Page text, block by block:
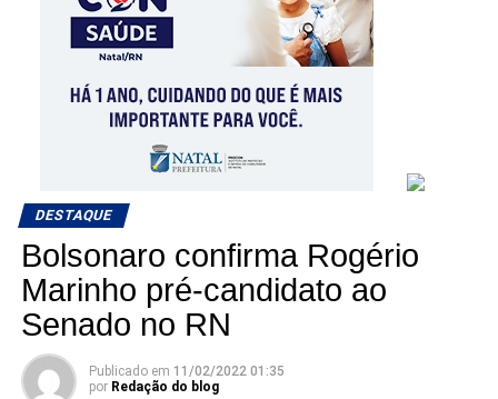
DESTAQUE
Bolsonaro confirma Rogério
Marinho pré-candidato ao
Senado no RN
Publicado em 11/02/2022 01:35
por Redação do blog